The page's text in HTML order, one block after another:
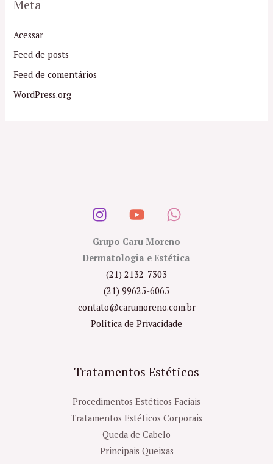
Meta
Acessar
Feed de posts
Feed de comentários
WordPress.org
Grupo Caru Moreno
Dermatologia e Estética
(21) 2132-7303
(21) 99625-6065
contato@carumoreno.com.br
Política de Privacidade
Tratamentos Estéticos
Procedimentos Estéticos Faciais
Tratamentos Estéticos Corporais
Queda de Cabelo
Principais Queixas